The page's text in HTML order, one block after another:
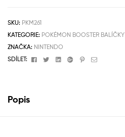
SKU: PKM261
KATEGORIE: POKÉMON BOOSTER BALÍČKY
ZNAČKA: NINTENDO
SDÍLET:
FacebookTwitterLinkedinGoogle+Pinterest
Email
Popis